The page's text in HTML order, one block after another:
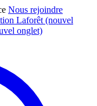
Nous rejoindre
Laforêt (nouvel
onglet)